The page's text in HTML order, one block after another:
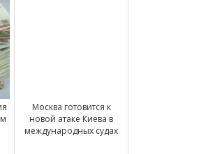
Москва готовится к
новой атаке Киева в
международных судах